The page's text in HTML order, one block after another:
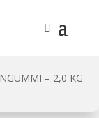
– 2,0 KG